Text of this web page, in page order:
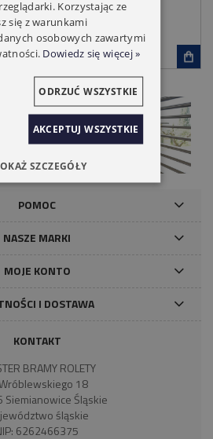
POMOC
NASZE MARKI
MOJE KONTO
I DOSTAWA
KONTAKT
BRAMY ROLETY
18
Śląskie
śląskie
6262466375
Korzystając ze
się z warunkami
osobowych zawartymi
Dowiedz się więcej »
AKCEPTUJ WSZYSTKIE
ODRZUĆ WSZYSTKIE
SZCZEGÓŁY